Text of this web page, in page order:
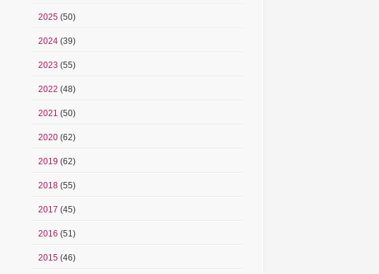
2025 (50)
2024 (39)
2023 (55)
2022 (48)
2021 (50)
2020 (62)
2019 (62)
2018 (55)
2017 (45)
2016 (51)
2015 (46)